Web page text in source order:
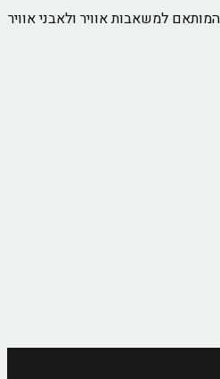
למשאבות אוויר ולאבני אוויר